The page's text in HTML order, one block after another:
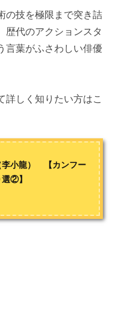
の技を極限まで突き詰
歴代のアクションスタ
言葉がふさわしい俳優
しく知りたい方はこ
李小龍） 【カンフー
②】